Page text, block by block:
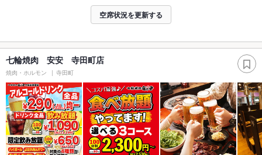
空席状況を更新する
七輪焼肉 安安 寺田町店
焼肉・ホルモン 寺田町